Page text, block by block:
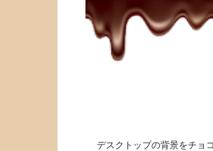
デスクトップの背景をチョ